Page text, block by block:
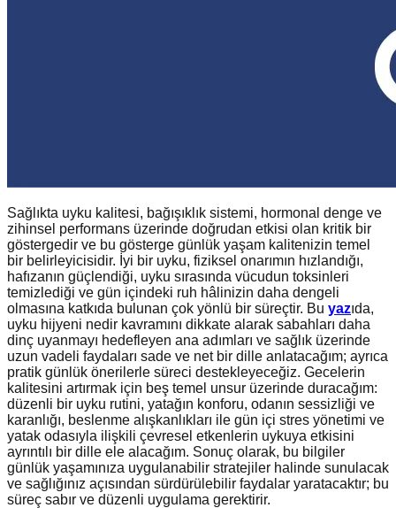
Sağlıkta uyku kalitesi, bağışıklık sistemi, hormonal denge ve
zihinsel performans üzerinde doğrudan etkisi olan kritik bir
göstergedir ve bu gösterge günlük yaşam kalitenizin temel
bir belirleyicisidir. İyi bir uyku, fiziksel onarımın hızlandığı,
hafızanın güçlendiği, uyku sırasında vücudun toksinleri
temizlediği ve gün içindeki ruh hâlinizin daha dengeli
olmasına katkıda bulunan çok yönlü bir süreçtir. Bu yazıda,
uyku hijyeni nedir kavramını dikkate alarak sabahları daha
dinç uyanmayı hedefleyen ana adımları ve sağlık üzerinde
uzun vadeli faydaları sade ve net bir dille anlatacağım; ayrıca
pratik günlük önerilerle süreci destekleyeceğiz. Gecelerin
kalitesini artırmak için beş temel unsur üzerinde duracağım:
düzenli bir uyku rutini, yatağın konforu, odanın sessizliği ve
karanlığı, beslenme alışkanlıkları ile gün içi stres yönetimi ve
yatak odasıyla ilişkili çevresel etkenlerin uykuya etkisini
ayrıntılı bir dille ele alacağım. Sonuç olarak, bu bilgiler
günlük yaşamınıza uygulanabilir stratejiler halinde sunulacak
ve sağlığınız açısından sürdürülebilir faydalar yaratacaktır; bu
süreç sabır ve düzenli uygulama gerektirir.